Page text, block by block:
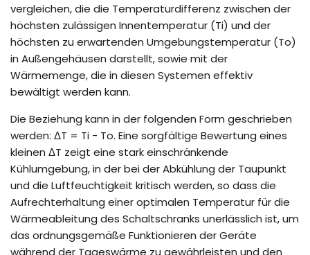
vergleichen, die die Temperaturdifferenz zwischen der
höchsten zulässigen Innentemperatur (Ti) und der
höchsten zu erwartenden Umgebungstemperatur (To)
in Außengehäusen darstellt, sowie mit der
Wärmemenge, die in diesen Systemen effektiv
bewältigt werden kann.
Die Beziehung kann in der folgenden Form geschrieben
werden: ΔT = Ti - To. Eine sorgfältige Bewertung eines
kleinen ΔT zeigt eine stark einschränkende
Kühlumgebung, in der bei der Abkühlung der Taupunkt
und die Luftfeuchtigkeit kritisch werden, so dass die
Aufrechterhaltung einer optimalen Temperatur für die
Wärmeableitung des Schaltschranks unerlässlich ist, um
das ordnungsgemäße Funktionieren der Geräte
während der Tageswärme zu gewährleisten und den